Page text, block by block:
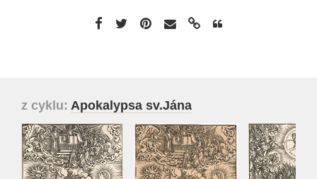
z cyklu: Apokalypsa sv.Jána